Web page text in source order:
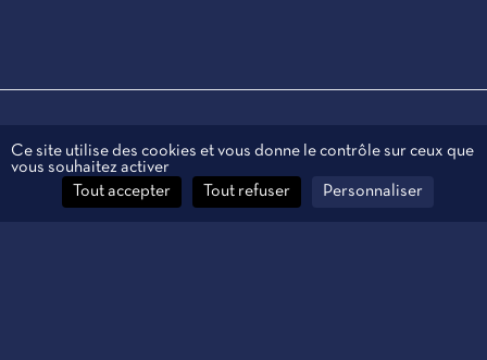
Mentions légales
Données personnelles
Contact
Ce site utilise des cookies et vous donne le contrôle sur ceux que
vous souhaitez activer
Tout accepter
Tout refuser Personnaliser